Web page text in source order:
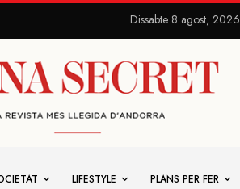
Dissabte 8 agost, 2026
LIFESTYLE PLANS PER FER